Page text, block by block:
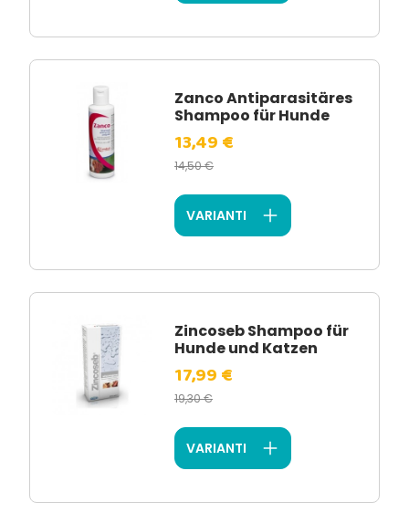
Zanco Antiparasitäres
Shampoo für Hunde
13,49 €
14,50 €
VARIANTI
Zincoseb Shampoo für
Hunde und Katzen
17,99 €
19,30 €
VARIANTI